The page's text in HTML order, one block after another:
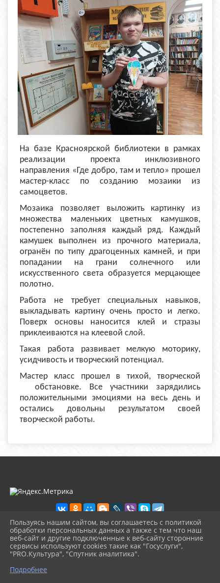
На базе Красноярской библиотеки в рамках
реализации проекта инклюзивного
направления «Где добро, там и тепло» прошел
мастер-класс по созданию мозаики из
самоцветов.
Мозаика позволяет выложить картинку из
множества маленьких цветных камушков,
постепенно заполняя каждый ряд. Каждый
камушек выполнен из прочного материала,
огранён по типу драгоценных камней, и при
попадании на грани солнечного или
искусственного света образуется мерцающее
полотно.
Работа не требует специальных навыков,
выкладывать картину очень просто и легко.
Поверх основы наносится клей и стразы
приклеиваются на клеевой слой.
Такая работа развивает мелкую моторику,
усидчивость и творческий потенциал.
Мастер класс прошел в тихой, творческой
обстановке. Все участники зарядились
положительными эмоциями на весь день и
остались довольны результатом своей
творческой работы.
2026 г. kultura-uvat.ru
Вход
Карта сайта
Политика обработки персональных данных
Пользуясь нашим сайтом, вы соглашаетесь с политикой
обработки персональных данных а также с тем что наш
веб-сайт и другие подключенные к веб-сайту сторонние
сервисы используют cookies такие как "Госуслуги",
"PRO.Культура", "Спутник аналитика".
Подробнее